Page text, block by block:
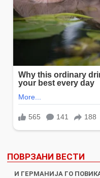
ПОВРЗАНИ ВЕСТИ
И ГЕРМАНИЈА ГО